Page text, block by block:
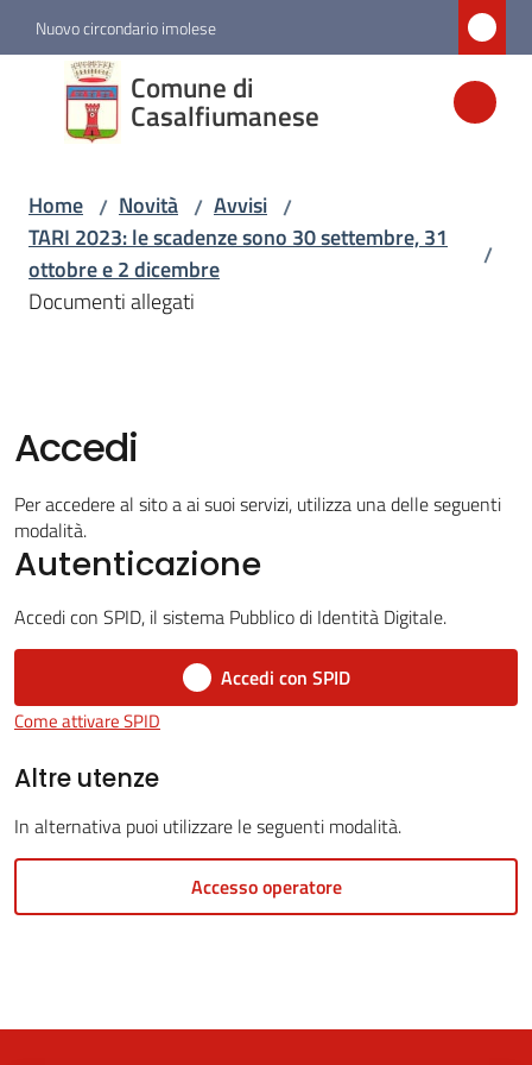
Vai al contenuto
Vai alla navigazione
Vai al footer
Nuovo circondario imolese
Comune di
Casalfiumanese
Comune di
Casalfiumanese
Amministrazione
Novità
Menu selezionato
Vivere
Casalfiumanese
5x1000
Servizi
line
Tutti
argomenti
Home / Novità / Avvisi /
TARI 2023: le scadenze sono 30 settembre, 31
ottobre e 2 dicembre
/
Documenti allegati
Accedi
Per accedere al sito a ai suoi servizi, utilizza una delle seguenti
modalità.
Autenticazione
Accedi con SPID, il sistema Pubblico di Identità Digitale.
Accedi con SPID
Come attivare SPID
Altre utenze
In alternativa puoi utilizzare le seguenti modalità.
Accesso operatore